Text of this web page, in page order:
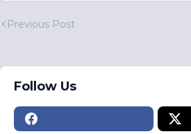
Previous Post
Follow Us